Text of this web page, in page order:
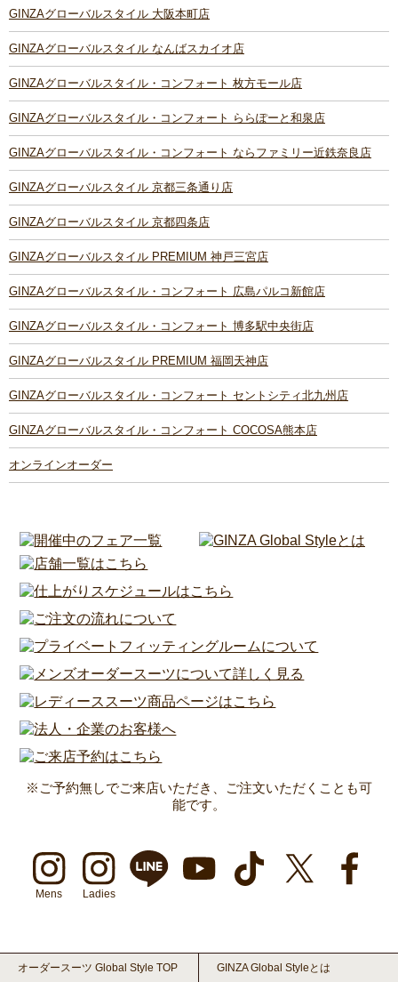
GINZAグローバルスタイル 大阪本町店
GINZAグローバルスタイル なんばスカイオ店
GINZAグローバルスタイル・コンフォート 枚方モール店
GINZAグローバルスタイル・コンフォート ららぽーと和泉店
GINZAグローバルスタイル・コンフォート ならファミリー近鉄奈良店
GINZAグローバルスタイル 京都三条通り店
GINZAグローバルスタイル 京都四条店
GINZAグローバルスタイル PREMIUM 神戸三宮店
GINZAグローバルスタイル・コンフォート 広島パルコ新館店
GINZAグローバルスタイル・コンフォート 博多駅中央街店
GINZAグローバルスタイル PREMIUM 福岡天神店
GINZAグローバルスタイル・コンフォート セントシティ北九州店
GINZAグローバルスタイル・コンフォート COCOSA熊本店
オンラインオーダー
※ご予約無しでご来店いただき、ご注文いただくことも可
能です。
Mens Ladies
オーダースーツ Global Style TOP GINZA Global Styleとは